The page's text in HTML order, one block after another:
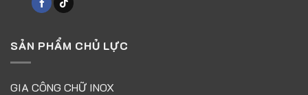
SẢN PHẨM CHỦ LỰC
GIA CÔNG CHỮ INOX